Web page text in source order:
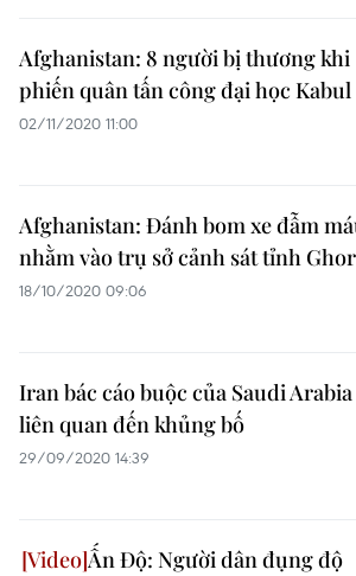
Afghanistan: 8 người bị thương khi
phiến quân tấn công đại học Kabul
02/11/2020 11:00
Afghanistan: Đánh bom xe đẫm
nhằm vào trụ sở cảnh sát tỉnh Ghor
18/10/2020 09:06
Iran bác cáo buộc của Saudi Arabia
liên quan đến khủng bố
29/09/2020 14:39
Ấn Độ: Người dân đụng độ